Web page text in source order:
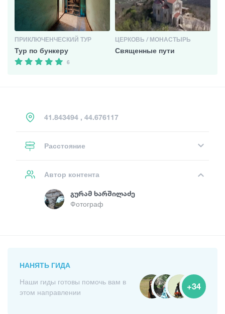
ПРИКЛЮЧЕНЧЕСКИЙ ТУР
Тур по бункеру
6
ЦЕРКОВЬ / МОНАСТЫРЬ
Священные пути
41.843494 , 44.676117
Расстояние
Автор контента
Გურამ Ხარშილაძე
Фотограф
НАНЯТЬ ГИДА
Наши гиды готовы помочь вам в
этом направлении
+34